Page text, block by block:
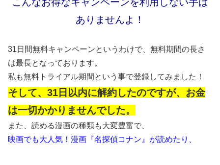
ありませんよ！
31日間無料キャンペーンというわけで、無料期間の長さ
は最長となっております。
私も無料トライアル期間という事で登録してみました！
そして、31日以内に解約したのですが、お金
は一切かかりませんでした。
また、読める漫画の種類も大変豊富で、
映画でも大人気！漫画『名探偵コナン』が読めたり、